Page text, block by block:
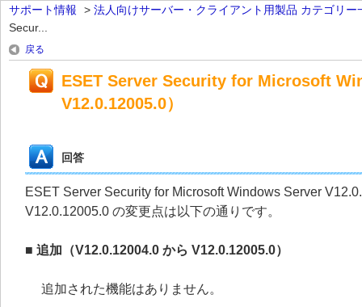
サポート情報 > 法人向けサーバー・クライアント用製品 カテゴリー
Secur...
戻る
ESET Server Security for Microsoft
V12.0.12005.0）
回答
ESET Server Security for Microsoft Windows Server
V12.0.12005.0 の変更点は以下の通りです。
■ 追加（V12.0.12004.0 から V12.0.12005.0）
追加された機能はありません。